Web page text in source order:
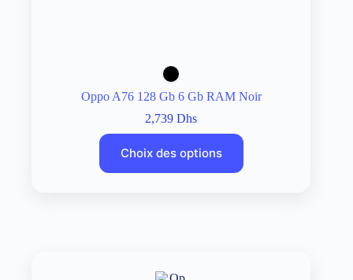
Oppo A76 128 Gb 6 Gb RAM Noir
2,739Dhs
Choix des options